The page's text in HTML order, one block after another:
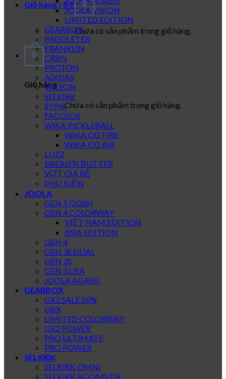
Giỏ hàng /0₫ 0
Chưa có sản phẩm trong giỏ hàng.
0
Giỏ hàng
Chưa có sản phẩm trong giỏ hàng.
JOOLA VISION
LIMITED EDITION
GEARBOX
PADDLETEK
FRANKLIN
CRBN
PROTON
ADIDAS
WILSON
SELKIRK
SYPIK
FACOLOS
WIKA PICKLEBALL
WIKA QD FIRE
WIKA QD AIR
LUZZ
BREAD’N’BUTTER
VỢT GIÁ RẺ
PHỤ KIỆN
JOOLA
GEN 5 (2026)
GEN 4 COLORWAY
VIỆT NAM EDITION
ASIA EDITION
GEN 4
GEN 3S DUAL
GEN 3S
GEN 3 USA
JOOLA AGASSI
GEARBOX
GX2 SALE 50%
GBX
LIMITED COLORWAY
GX2 POWER
PRO ULTIMATE
PRO POWER
SELKRIK
SELKIRK OMNI
SELKIRK BOOMSTIK